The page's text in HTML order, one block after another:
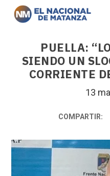
PUELLA:
SIENDO UN
CORRIENTE
13
COMPARTIR: